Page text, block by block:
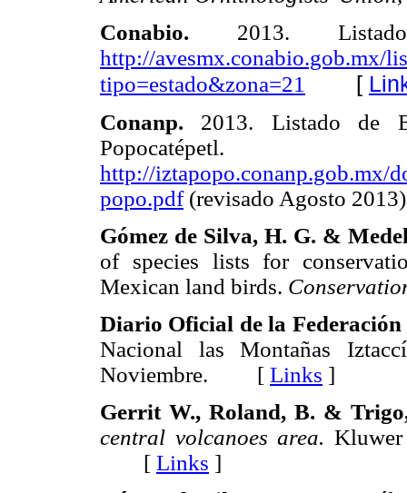
Conabio. 2013.
http://avesmx.conabio.gob.mx/
tipo=estado&zona=21 [
Conanp. 2013. Listado de
Popocatépetl.
http://iztapopo.conanp.gob.mx/
popo.pdf(revisado Agosto
Gómez de Silva, H. G. &
of species lists for
Mexican land birds.
Diario Oficial de la Federación
Nacional las Montañas
Noviembre. [ Links ]
Gerrit W., Roland, B. &
central volcanoes area. Kluwer
[ Links ]